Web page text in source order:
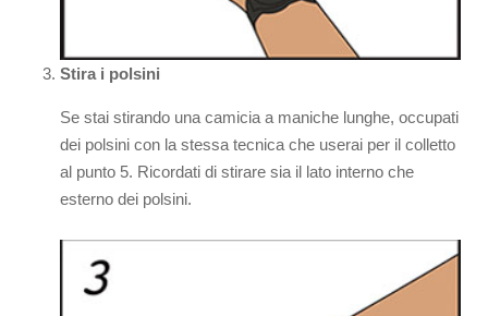
Stira i polsini
Se stai stirando una camicia a maniche lunghe, occupati
dei polsini con la stessa tecnica che userai per il colletto
al punto 5. Ricordati di stirare sia il lato interno che
esterno dei polsini.